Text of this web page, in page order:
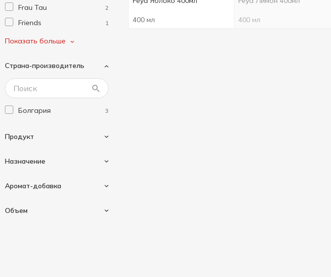
Frau Tau 2
Friends 1
Friends
Maxi Power 2
Oniks 1
SAMA
Sarmix 2
Показать больше
Страна-производитель
Болгария 3
Продукт
Средство
Назначение
Аромат-добавка
Объем
400 мл 400 мл